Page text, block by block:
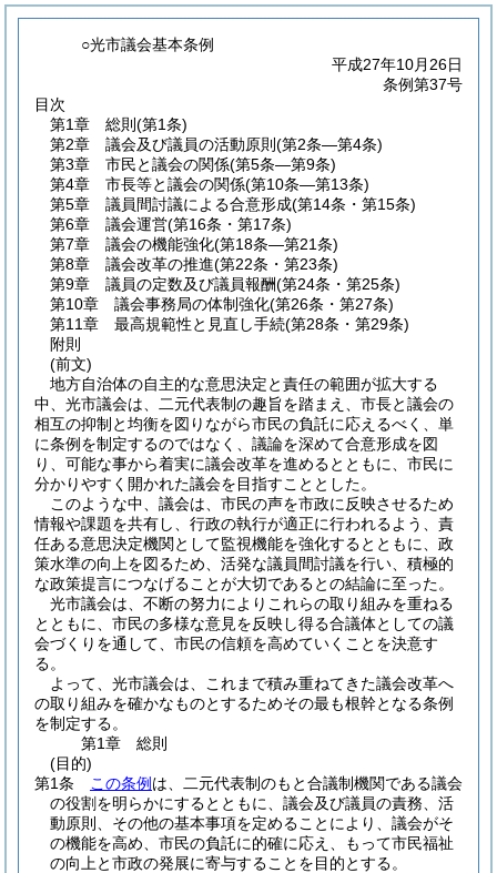
○光市議会基本条例
平成27年10月26日
条例第37号
目次
第1章
総則 (第1条)
第2章
議会及び議員の活動原則 (第2条―第4条)
第3章
市民と議会の関係(第5条―第9条)
第4章
市長等と議会の関係(第10条―第13条)
第5章
議員間討議による合意形成(第14条・第15条)
第6章
議会運営(第16条・第17条)
第7章
議会の機能強化(第18条―第21条)
第8章
議会改革の推進(第22条・第23条)
第9章
議員の定数及び議員報酬(第24条・第25条)
第10章
議会事務局の体制強化(第26条・第27条)
第11章
最高規範性と見直し手続(第28条・第29条)
附則
(前文)
地方自治体の自主的な意思決定と責任の範囲が拡大する
中、光市議会は、二元代表制の趣旨を踏まえ、市長と議会の
相互の抑制と均衡を図りながら市民の負託に応えるべく、単
に条例を制定するのではなく、議論を深めて合意形成を図
り、可能な事から着実に議会改革を進めるとともに、市民に
分かりやすく開かれた議会を目指すこととした。
このような中、議会は、市民の声を市政に反映させるため
情報や課題を共有し、行政の執行が適正に行われるよう、責
任ある意思決定機関として監視機能を強化するとともに、政
策水準の向上を図るため、活発な議員間討議を行い、積極的
な政策提言につなげることが大切であるとの結論に至った。
光市議会は、不断の努力によりこれらの取り組みを重ねる
とともに、市民の多様な意見を反映し得る合議体としての議
会づくりを通して、市民の信頼を高めていくことを決意す
る。
よって、光市議会は、これまで積み重ねてきた議会改革へ
の取り組みを確かなものとするためその最も根幹となる条例
を制定する。
第1章
総則
(目的)
第1条
この条例 は、二元代表制のもと合議制機関である議会
の役割を明らかにするとともに、議会及び議員の責務、活
動原則、その他の基本事項を定めることにより、議会がそ
の機能を高め、市民の負託に的確に応え、もって市民福祉
の向上と市政の発展に寄与することを目的とする。